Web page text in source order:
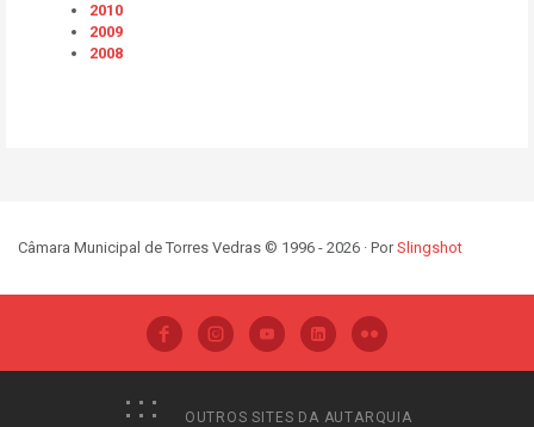
2010
2009
2008
Câmara Municipal de Torres Vedras © 1996 - 2026 · PorSlingshot
OUTROS SITES DA AUTARQUIA